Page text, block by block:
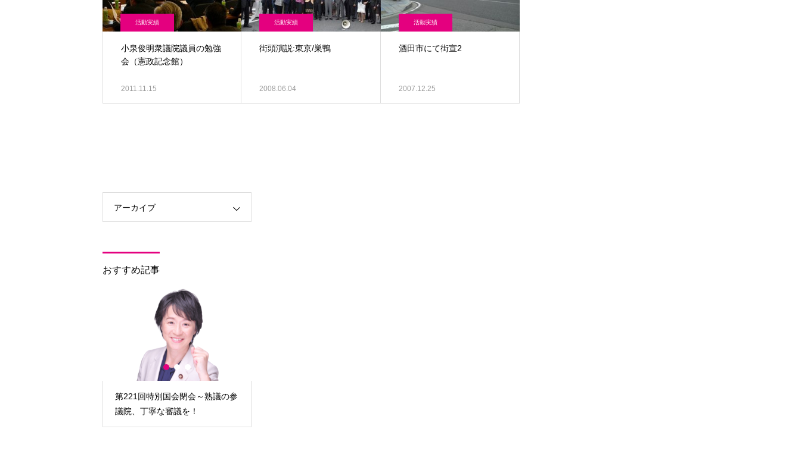
活動実績
小泉俊明衆議院議員の勉強
会（憲政記念館）
2011.11.15
活動実績
街頭演説:東京/巣鴨
2008.06.04
活動実績
酒田市にて街宣2
2007.12.25
アーカイブ
おすすめ記事
第221回特別国会閉会～熟議の参
議院、丁寧な審議を！